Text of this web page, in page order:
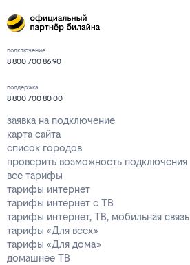
подключение
8 800 700 86 90
поддержка
8 800 700 80 00
заявка на подключение
карта сайта
список городов
проверить возможность подключения
все тарифы
тарифы интернет
тарифы интернет с ТВ
тарифы интернет, ТВ, мобильная связь
тарифы «Для всех»
тарифы «Для дома»
домашнее ТВ